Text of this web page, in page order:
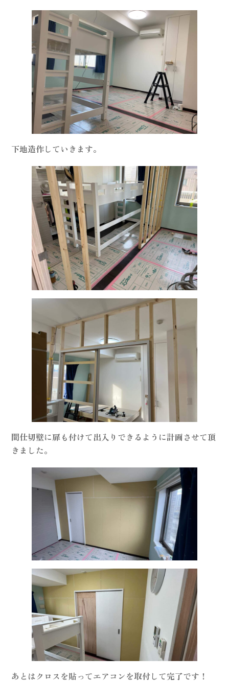
下地造作していきます。
間仕切壁に扉も付けて出入りできるように計画させて頂
きました。
あとはクロスを貼ってエアコンを取付して完了です！